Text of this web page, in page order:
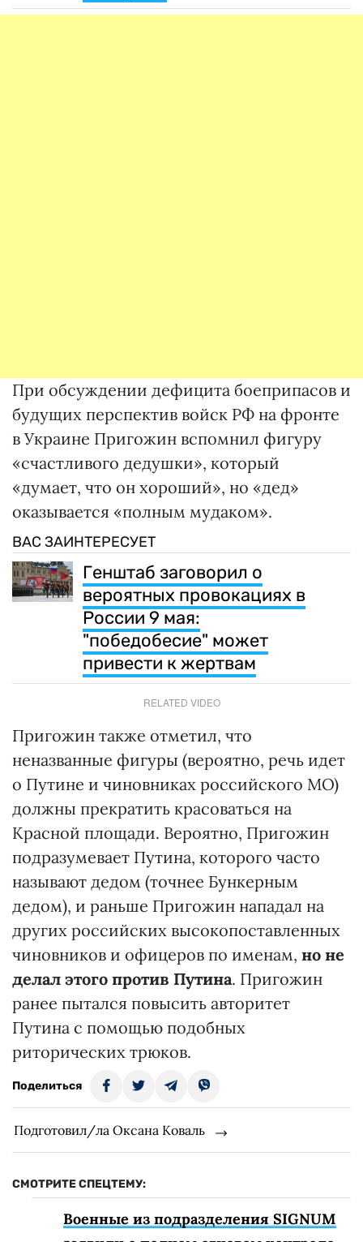
При обсуждении дефицита боеприпасов и
будущих перспектив войск РФ на фронте
в Украине Пригожин вспомнил фигуру
«счастливого дедушки», который
«думает, что он хороший», но «дед»
оказывается «полным мудаком».
ВАС ЗАИНТЕРЕСУЕТ
Генштаб заговорил о
вероятных провокациях в
России 9 мая:
"победобесие" может
привести к жертвам
RELATED VIDEO
Пригожин также отметил, что
неназванные фигуры (вероятно, речь идет
о Путине и чиновниках российского МО)
должны прекратить красоваться на
Красной площади. Вероятно, Пригожин
подразумевает Путина, которого часто
называют дедом (точнее Бункерным
дедом), и раньше Пригожин нападал на
других российских высокопоставленных
чиновников и офицеров по именам, но не
делал этого против Путина. Пригожин
ранее пытался повысить авторитет
Путина с помощью подобных
риторических трюков.
Поделиться
Подготовил/ла Оксана Коваль
СМОТРИТЕ СПЕЦТЕМУ:
Военные из подразделения SIGNUM